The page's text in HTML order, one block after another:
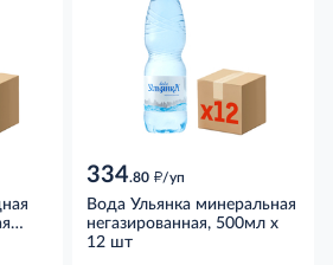
12
334.80 д/уп
Вода Ульянка минеральная
негазированная, 500мл x
12 шт